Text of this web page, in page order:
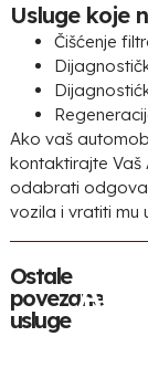
Usluge koje
Čišćenje
Ako vaš
kontaktirajte Vaš
odabrati
vozila i vratiti mu
Ostale
povezane
usluge